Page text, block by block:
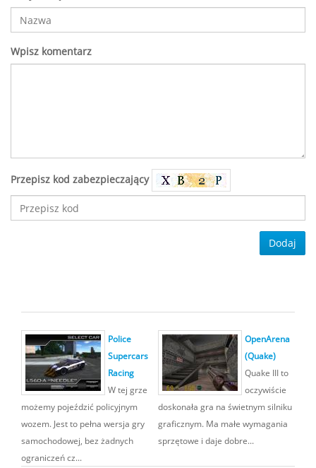
Wpisz komentarz
Przepisz kod zabezpieczający
Dodaj
Police
Supercars
Racing
W tej grze
możemy pojeździć policyjnym
wozem. Jest to pełna wersja gry
samochodowej, bez żadnych
ograniczeń cz...
OpenArena
(Quake)
Quake III to
oczywiście
doskonała gra na świetnym silniku
graficznym. Ma małe wymagania
sprzętowe i daje dobre...